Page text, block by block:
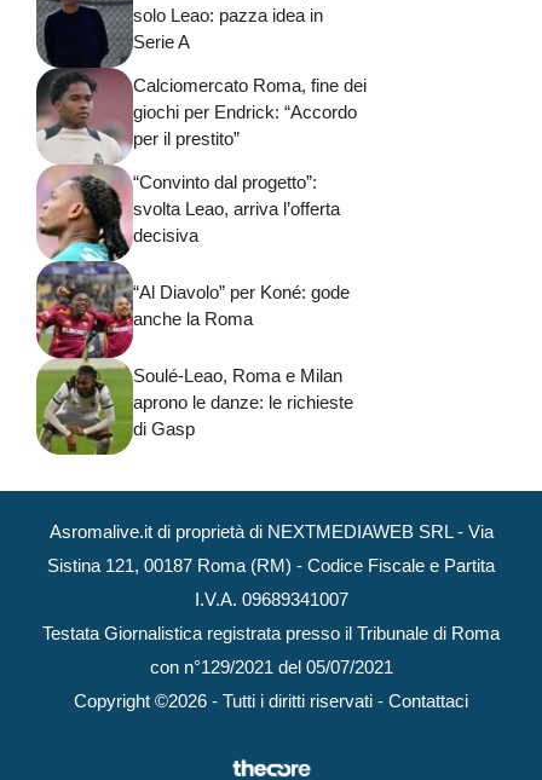
solo Leao: pazza idea in
Serie A
Calciomercato Roma, fine dei
giochi per Endrick: “Accordo
per il prestito”
“Convinto dal progetto”:
svolta Leao, arriva l’offerta
decisiva
“Al Diavolo” per Koné: gode
anche la Roma
Soulé-Leao, Roma e Milan
aprono le danze: le richieste
di Gasp
Asromalive.it di proprietà di NEXTMEDIAWEB SRL - Via
Sistina 121, 00187 Roma (RM) - Codice Fiscale e Partita
I.V.A. 09689341007
Testata Giornalistica registrata presso il Tribunale di Roma
con n°129/2021 del 05/07/2021
Copyright ©2026 - Tutti i diritti riservati - Contattaci